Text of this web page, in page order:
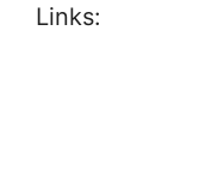
Links: